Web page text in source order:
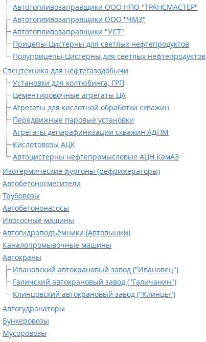
Автотопливозаправщики ООО НПО "ТРАНСМАСТЕР"
Автотопливозаправщики ООО "ЧМЗ"
Автотопливозаправщики "УСТ"
Прицепы-Цистерны для светлых нефтепродуктов
Полуприцепы-Цистерны для светлых нефтепродуктов
Спецтехника для нефтегазодобычи
Установки для колтюбинга, ГРП
Цементировочные агрегаты ЦА
Агрегаты для кислотной обработки скважин
Передвижные паровые установки
Агрегаты депарафинизации скважин АДПМ
Кислотовозы АЦК
Автоцистерны нефтепромысловые АЦН КамАЗ
Изотермические фургоны (рефрижераторы)
Автобетоносмесители
Трубовозы
Автобетононасосы
Илососные машины
Автогидроподъёмники (Автовышки)
Каналопромывочные машины
Автокраны
Ивановский автокрановый завод ("Ивановец")
Галичский автокрановый завод ("Галичанин")
Клинцовский автокрановый завод ("Клинцы")
Автогудронаторы
Бункеровозы
Мусоровозы